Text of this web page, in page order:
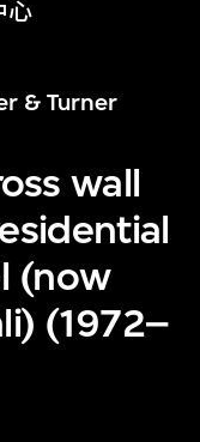
心
& Turner
wall
(now
(1972–
世纪视觉